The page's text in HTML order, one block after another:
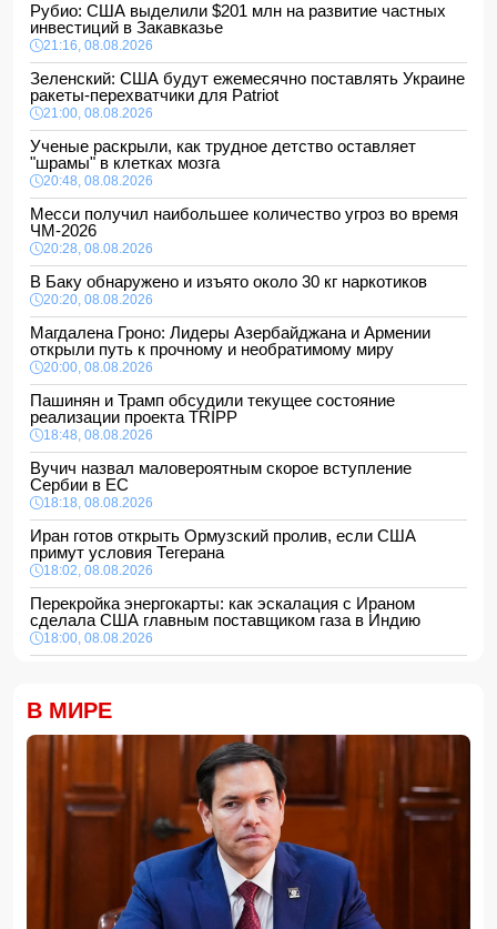
Рубио: США выделили $201 млн на развитие частных
инвестиций в Закавказье
21:16, 08.08.2026
Зеленский: США будут ежемесячно поставлять Украине
ракеты-перехватчики для Patriot
21:00, 08.08.2026
Ученые раскрыли, как трудное детство оставляет
"шрамы" в клетках мозга
20:48, 08.08.2026
Месси получил наибольшее количество угроз во время
ЧМ-2026
20:28, 08.08.2026
В Баку обнаружено и изъято около 30 кг наркотиков
20:20, 08.08.2026
Магдалена Гроно: Лидеры Азербайджана и Армении
открыли путь к прочному и необратимому миру
20:00, 08.08.2026
Пашинян и Трамп обсудили текущее состояние
реализации проекта TRIPP
18:48, 08.08.2026
Вучич назвал маловероятным скорое вступление
Сербии в ЕС
18:18, 08.08.2026
Иран готов открыть Ормузский пролив, если США
примут условия Тегерана
18:02, 08.08.2026
Перекройка энергокарты: как эскалация с Ираном
сделала США главным поставщиком газа в Индию
18:00, 08.08.2026
16:48, 08.08.2026
Турция ограничивает проход коммерческих судов в
Черное море
16:28, 08.08.2026
Каковы основные признаки гормональных нарушений?-
МЧС Азербайджана выступило с экстренным
предупреждением для населения
16:00, 08.08.2026
В МИРЕ